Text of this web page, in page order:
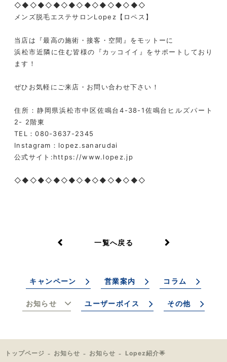
◇◆◇◆◇◆◇◆◇◆◇◆◇◆◇◆◇
メンズ脱毛エステサロンLopez【ロペス】
当店は『最高の施術・接客・空間』をモットーに
浜松市近隣に住む皆様の『カッコイイ』をサポートしており
ます！
ぜひお気軽にご来店・お問い合わせ下さい！
住所：静岡県浜松市中区佐鳴台4-38-1佐鳴台ヒルズパート
2- 2階東
TEL：080-3637-2345
Instagram：lopez.sanarudai
公式サイト:https://www.lopez.jp
◇◆◇◆◇◆◇◆◇◆◇◆◇◆◇◆◇
一覧へ戻る
キャンペーン 営業案内 コラム
お知らせ ユーザーボイス その他
トップページ お知らせ お知らせ Lopez紹介🌟